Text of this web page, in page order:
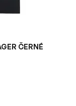
ČERNÉ